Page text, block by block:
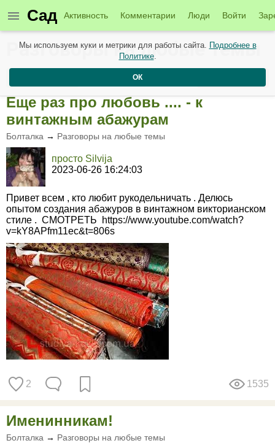
Сад Активность Комментарии Люди Войти
Разговоры на любые темы
Еще раз про любовь .... - к
винтажным абажурам
Болталка → Разговоры на любые темы
просто Silvija
2023-06-26 16:24:03
Привет всем , кто любит рукодельничать . Делюсь
опытом создания абажуров в винтажном викторианском
стиле . СМОТРЕТЬ https://www.youtube.com/watch?
v=kY8APfm11ec&t=806s
2 1535
Именинникам!
Болталка → Разговоры на любые темы
Мы используем куки и метрики для работы сайта. Подробнее в
Политике.
ОК